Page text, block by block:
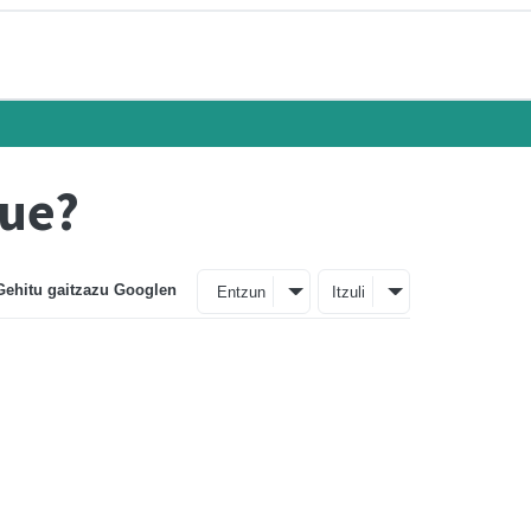
gaitzazu Googlen Entzun Itzuli